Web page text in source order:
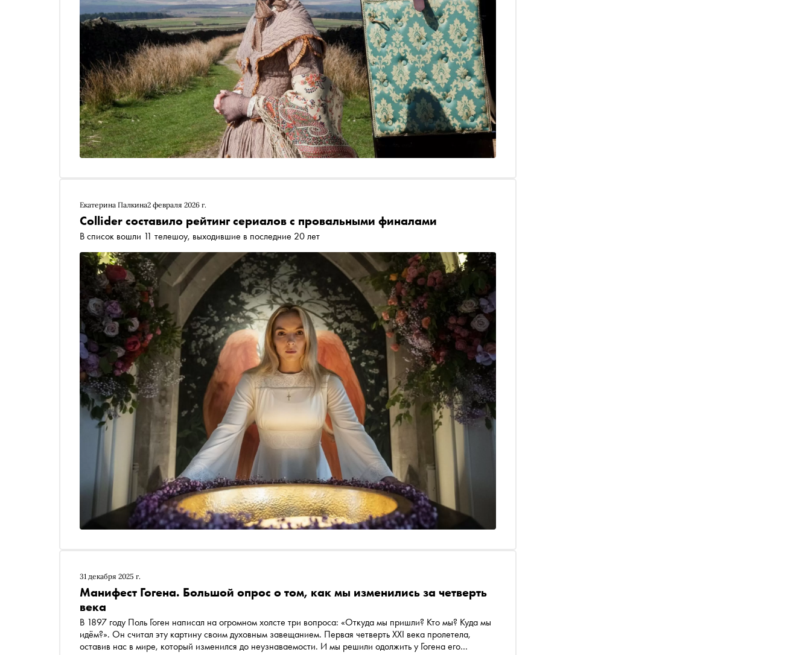
Екатерина Палкина2 февраля 2026 г.
Collider составило рейтинг сериалов с провальными финалами
В список вошли 11 телешоу, выходившие в последние 20 лет
31 декабря 2025 г.
Манифест Гогена. Большой опрос о том, как мы изменились за четверть
века
В 1897 году Поль Гоген написал на огромном холсте три вопроса: «Откуда мы пришли? Кто мы? Куда мы
идём?». Он считал эту картину своим духовным завещанием. Первая четверть XXI века пролетела,
оставив нас в мире, который изменился до неузнаваемости. И мы решили одолжить у Гогена его